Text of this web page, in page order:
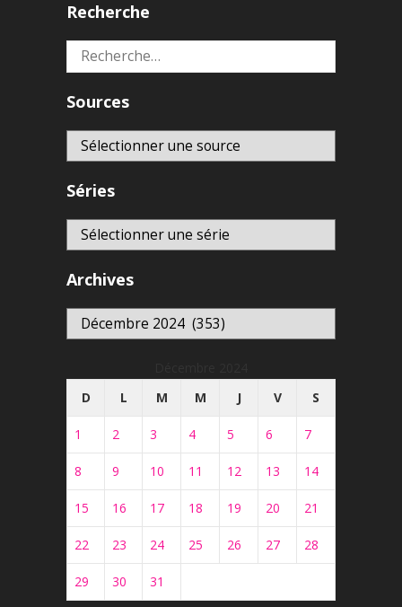
Recherche
Rechercher :
Sources
Séries
Archives
Archives
D
L M M J V S
1 2 3 4 5 6 7
8 9 10 11 12 13 14
15 16 17 18 19 20 21
22 23 24 25 26 27 28
29 30
31